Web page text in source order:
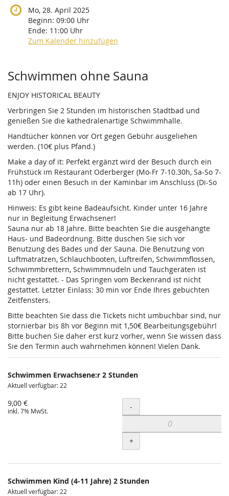
Mo, 28. April 2025
Beginn: 09:00 Uhr
Ende: 11:00 Uhr
Zum Kalender hinzufügen
Produkte
Schwimmen ohne Sauna
ENJOY HISTORICAL BEAUTY
Verbringen Sie 2 Stunden im historischen Stadtbad und
genießen Sie die kathedralenartige Schwimmhalle.
Handtücher können vor Ort gegen Gebühr ausgeliehen
werden. (10€ plus Pfand.)
Make a day of it: Perfekt ergänzt wird der Besuch durch ein
Frühstück im Restaurant Oderberger (Mo-Fr 7-10.30h, Sa-So 7-
11h) oder einen Besuch in der Kaminbar im Anschluss (Di-So
ab 17 Uhr).
Hinweis: Es gibt keine Badeaufsicht. Kinder unter 16 Jahre
nur in Begleitung Erwachsener!
Sauna nur ab 18 Jahre. Bitte beachten Sie die ausgehängte
Haus- und Badeordnung. Bitte duschen Sie sich vor
Benutzung des Bades und der Sauna. Die Benutzung von
Luftmatratzen, Schlauchbooten, Luftreifen, Schwimmflossen,
Schwimmbrettern, Schwimmnudeln und Tauchgeräten ist
nicht gestattet. - Das Springen vom Beckenrand ist nicht
gestattet. Letzter Einlass: 30 min vor Ende Ihres gebuchten
Zeitfensters.
Bitte beachten Sie dass die Tickets nicht umbuchbar sind, nur
stornierbar bis 8h vor Beginn mit 1,50€ Bearbeitungsgebühr!
Bitte buchen Sie daher erst kurz vorher, wenn Sie wissen dass
Sie den Termin auch wahrnehmen können! Vielen Dank.
Schwimmen Erwachsene:r 2 Stunden
Aktuell verfügbar: 22
9,00 €
inkl. 7% MwSt. Menge
-
+
Schwimmen Kind (4-11 Jahre) 2 Stunden
Aktuell verfügbar: 22